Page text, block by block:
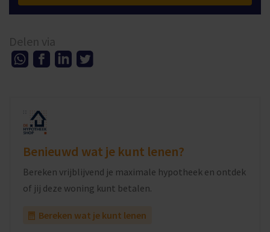
Delen via
Benieuwd wat je kunt lenen?
Bereken vrijblijvend je maximale hypotheek en ontdek
of jij deze woning kunt betalen.
Bereken wat je kunt lenen